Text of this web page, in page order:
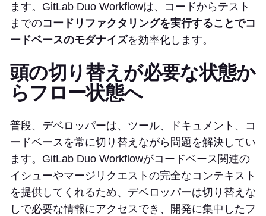
ます。GitLab Duo Workflowは、コードからテスト
までのコードリファクタリングを実行することでコ
ードベースのモダナイズを効率化します。
頭の切り替えが必要な状態か
らフロー状態へ
普段、デベロッパーは、ツール、ドキュメント、コ
ードベースを常に切り替えながら問題を解決してい
ます。GitLab Duo Workflowがコードベース関連の
イシューやマージリクエストの完全なコンテキスト
を提供してくれるため、デベロッパーは切り替えな
しで必要な情報にアクセスでき、開発に集中したフ